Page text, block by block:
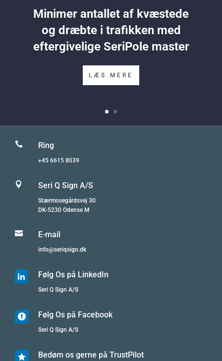
Minimer antallet af kvæstede
og dræbte i trafikken med
eftergivelige SeriPole master
LÆS MERE
 Ring
+45 6615 8039
 Seri Q Sign A/S
Stærmosegårdsvej 30
DK-5230 Odense M
 E-mail
info@seriqsign.dk
 Følg Os på LinkedIn
Seri Q Sign A/S
 Følg Os på Facebook
Seri Q Sign A/S
 Bedøm os gerne på TrustPilot